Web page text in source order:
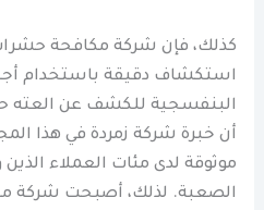
كذلك، فإن شركة مكافحة
استكشاف دقيقة باستخدام
البنفسجية للكشف عن العته
أن خبرة شركة زمردة في هذا
موثوقة لدى مئات العملاء
الصعبة. لذلك، أصبحت شركة